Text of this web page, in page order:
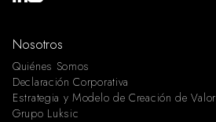
Nosotros
Quiénes Somos
Declaración Corporativa
Estrategia y Modelo de Creación de Valor
Grupo Luksic